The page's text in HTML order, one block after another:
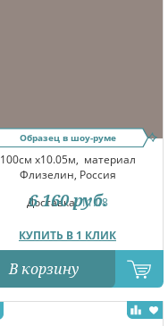
Образец в шоу-руме
100см x10.05м, материал
Флизелин, Россия
Доставка:11.08
КУПИТЬ В 1 КЛИК
6 160 руб.
В корзину